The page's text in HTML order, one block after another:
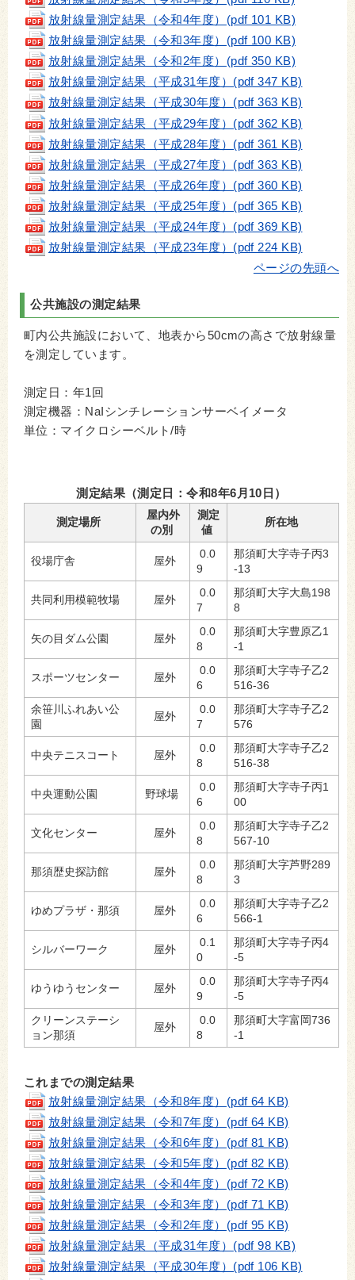
放射線量測定結果（令和4年度）(pdf 101 KB)
放射線量測定結果（令和3年度）(pdf 100 KB)
放射線量測定結果（令和2年度）(pdf 350 KB)
放射線量測定結果（平成31年度）(pdf 347 KB)
放射線量測定結果（平成30年度）(pdf 363 KB)
放射線量測定結果（平成29年度）(pdf 362 KB)
放射線量測定結果（平成28年度）(pdf 361 KB)
放射線量測定結果（平成27年度）(pdf 363 KB)
放射線量測定結果（平成26年度）(pdf 360 KB)
放射線量測定結果（平成25年度）(pdf 365 KB)
放射線量測定結果（平成24年度）(pdf 369 KB)
放射線量測定結果（平成23年度）(pdf 224 KB)
ページの先頭へ
公共施設の測定結果
町内公共施設において、地表から50cmの高さで放射線量
を測定しています。
測定日：年1回
測定機器：NaIシンチレーションサーベイメータ
単位：マイクロシーベルト/時
測定結果（測定日：令和8年6月10日）
測定場所
屋内外
の別
測定
値
所在地
役場庁舎 屋外
0.0
9
那須町大字寺子丙3
-13
共同利用模範牧場 屋外
0.0
7
那須町大字大島198
8
矢の目ダム公園 屋外
0.0
8
那須町大字豊原乙1
-1
スポーツセンター 屋外
0.0
6
那須町大字寺子乙2
516-36
余笹川ふれあい公
園
屋外
0.0
7
那須町大字寺子乙2
576
中央テニスコート 屋外
0.0
8
那須町大字寺子乙2
516-38
中央運動公園 野球場
0.0
6
那須町大字寺子丙1
00
文化センター 屋外
0.0
8
那須町大字寺子乙2
567-10
那須歴史探訪館 屋外
0.0
8
那須町大字芦野289
3
ゆめプラザ・那須 屋外
0.0
6
那須町大字寺子乙2
566-1
シルバーワーク 屋外
0.1
0
那須町大字寺子丙4
-5
ゆうゆうセンター 屋外
0.0
9
那須町大字寺子丙4
-5
クリーンステーシ
ョン那須
屋外
0.0
8
那須町大字富岡736
-1
これまでの測定結果
放射線量測定結果（令和8年度）(pdf 64 KB)
放射線量測定結果（令和7年度）(pdf 64 KB)
放射線量測定結果（令和6年度） (pdf 81 KB)
放射線量測定結果（令和5年度） (pdf 82 KB)
放射線量測定結果（令和4年度） (pdf 72 KB)
放射線量測定結果（令和3年度） (pdf 71 KB)
放射線量測定結果（令和2年度） (pdf 95 KB)
放射線量測定結果（平成31年度） (pdf 98 KB)
放射線量測定結果（平成30年度）(pdf 106 KB)